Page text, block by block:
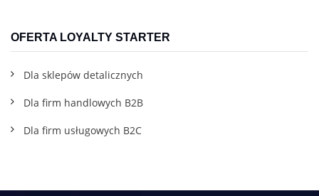
OFERTA LOYALTY STARTER
Dla sklepów detalicznych
Dla firm handlowych B2B
Dla firm usługowych B2C